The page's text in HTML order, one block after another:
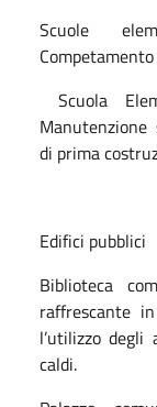
Scuole
Scuola
Manutenzione
di prima
Edifici pubblici
Biblioteca
raffrescante
l’utilizzo
caldi.